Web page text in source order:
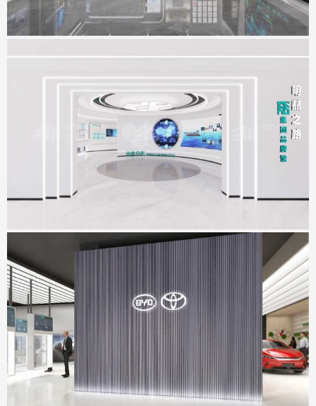
明喆集团展厅
地点：广东省深圳市
坪山比丰展厅